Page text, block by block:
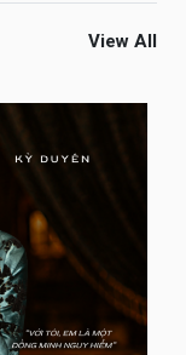
View All